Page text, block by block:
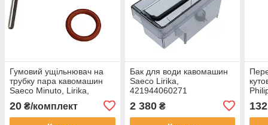
Гумовий ущільнювач на
трубку пара кавомашин
Saeco Minuto, Lirika,
14324461
20 ₴/комплект
Бак для води кавомашин
Saeco Lirika,
421944060271
2 380₴ 132